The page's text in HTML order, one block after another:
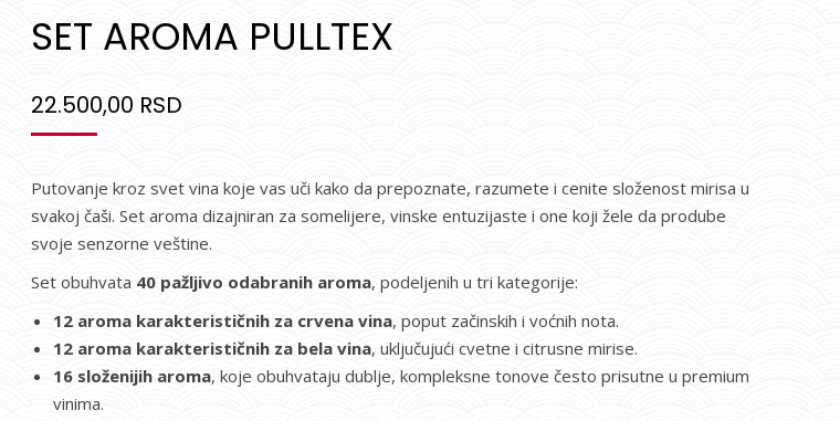
SET AROMA PULLTEX
22.500,00 RSD
Putovanje kroz svet vina koje vas uči kako da prepoznate, razumete i cenite složenost mirisa u
svakoj čaši. Set aroma dizajniran za somelijere, vinske entuzijaste i one koji žele da prodube
svoje senzorne veštine.
Set obuhvata 40 pažljivo odabranih aroma, podeljenih u tri kategorije:
12 aroma karakterističnih za crvena vina, poput začinskih i voćnih nota.
12 aroma karakterističnih za bela vina, uključujući cvetne i citrusne mirise.
16 složenijih aroma, koje obuhvataju dublje, kompleksne tonove često prisutne u premium
vinima.